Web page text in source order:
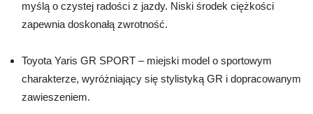
myślą o czystej radości z jazdy. Niski środek ciężkości
zapewnia doskonałą zwrotność.
Toyota Yaris GR SPORT – miejski model o sportowym
charakterze, wyróżniający się stylistyką GR i dopracowanym
zawieszeniem.